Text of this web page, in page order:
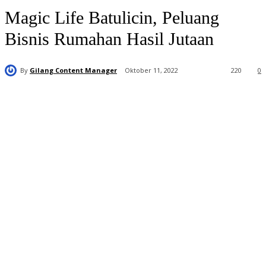
Magic Life Batulicin, Peluang
Bisnis Rumahan Hasil Jutaan
By Gilang Content Manager Oktober 11, 2022 0
220